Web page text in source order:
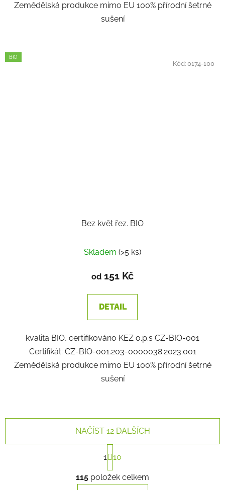
Zemědělská produkce mimo EU 100% přírodní šetrné
sušení
BIO
Bez květ řez. BIO
Skladem (>5 ks)
od 151 Kč
DETAIL
kvalita BIO, certifikováno KEZ o.p.s CZ-BIO-001
Certifikát: CZ-BIO-001.203-0000038.2023.001
Zemědělská produkce mimo EU 100% přírodní šetrné
sušení
Kód:0174-100
O
v
NAČÍST 12 DALŠÍCH
S
t
r
á
n
1 10
115 položek celkem